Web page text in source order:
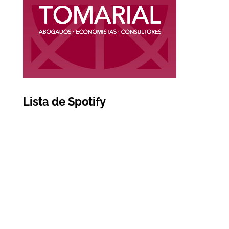
Lista de Spotify